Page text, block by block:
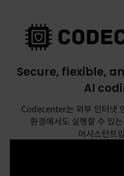
AI-Native
Trace.Space는 복잡한 제품
발생하는 요구사항과 테스트
흐름으로 연결하는 차세
Secure, flexible,
AI
Codecenter는 외부 인터넷
환경에서도 실행할 수 있
어시스턴트